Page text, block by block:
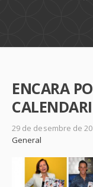
ENCARA
29 de desembre de
General